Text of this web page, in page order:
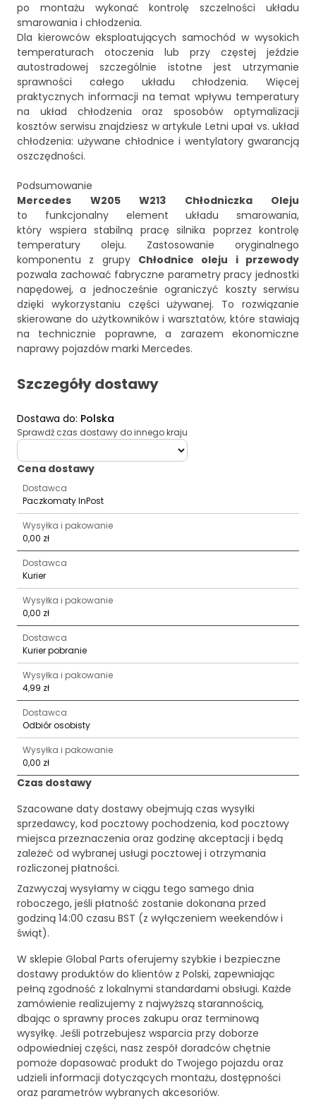
po montażu wykonać kontrolę szczelności układu
smarowania i chłodzenia.
Dla kierowców eksploatujących samochód w wysokich
temperaturach otoczenia lub przy częstej jeździe
autostradowej szczególnie istotne jest utrzymanie
sprawności całego układu chłodzenia. Więcej
praktycznych informacji na temat wpływu temperatury
na układ chłodzenia oraz sposobów optymalizacji
kosztów serwisu znajdziesz w artykule Letni upał vs. układ
chłodzenia: używane chłodnice i wentylatory gwarancją
oszczędności.
Podsumowanie
Mercedes W205 W213 Chłodniczka Oleju
to funkcjonalny element układu smarowania,
który wspiera stabilną pracę silnika poprzez kontrolę
temperatury oleju. Zastosowanie oryginalnego
komponentu z grupy Chłodnice oleju i przewody
pozwala zachować fabryczne parametry pracy jednostki
napędowej, a jednocześnie ograniczyć koszty serwisu
dzięki wykorzystaniu części używanej. To rozwiązanie
skierowane do użytkowników i warsztatów, które stawiają
na technicznie poprawne, a zarazem ekonomiczne
naprawy pojazdów marki Mercedes.
Szczegóły dostawy
Dostawa do: Polska
Sprawdź czas dostawy do innego kraju
deliveryCountry
Cena dostawy
Dostawca
Paczkomaty InPost
Wysyłka i pakowanie
0,00 zł
Dostawca
Kurier
Wysyłka i pakowanie
0,00 zł
Dostawca
Kurier pobranie
Wysyłka i pakowanie
4,99 zł
Dostawca
Odbiór osobisty
Wysyłka i pakowanie
0,00 zł
Czas dostawy
Szacowane daty dostawy obejmują czas wysyłki
sprzedawcy, kod pocztowy pochodzenia, kod pocztowy
miejsca przeznaczenia oraz godzinę akceptacji i będą
zależeć od wybranej usługi pocztowej i otrzymania
rozliczonej płatności.
Zazwyczaj wysyłamy w ciągu tego samego dnia
roboczego, jeśli płatność zostanie dokonana przed
godziną 14:00 czasu BST (z wyłączeniem weekendów i
świąt).
W sklepie Global Parts oferujemy szybkie i bezpieczne
dostawy produktów do klientów z Polski, zapewniając
pełną zgodność z lokalnymi standardami obsługi. Każde
zamówienie realizujemy z najwyższą starannością,
dbając o sprawny proces zakupu oraz terminową
wysyłkę. Jeśli potrzebujesz wsparcia przy doborze
odpowiedniej części, nasz zespół doradców chętnie
pomoże dopasować produkt do Twojego pojazdu oraz
udzieli informacji dotyczących montażu, dostępności
oraz parametrów wybranych akcesoriów.